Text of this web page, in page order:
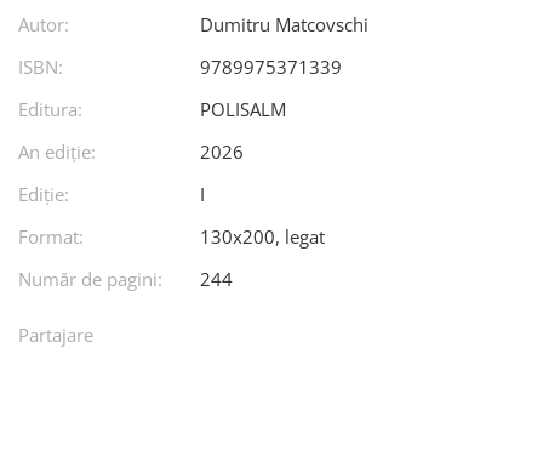
Autor:
Dumitru Matcovschi
ISBN:
9789975371339
Editura:
POLISALM
An ediţie:
2026
Ediţie:
I
Format:
130x200, legat
Număr de pagini:
244
Partajare